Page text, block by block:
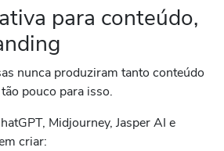
para conteúdo,
nunca produziram tanto conteúdo
pouco para isso.
Midjourney, Jasper AI e
criar: